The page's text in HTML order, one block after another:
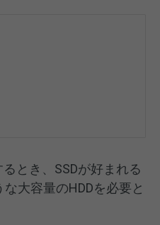
とき、SSDが好まれる
大容量のHDDを必要と